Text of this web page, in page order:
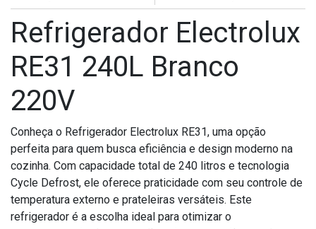
Refrigerador Electrolux
RE31 240L Branco
220V
Conheça o Refrigerador Electrolux RE31, uma opção
perfeita para quem busca eficiência e design moderno na
cozinha. Com capacidade total de 240 litros e tecnologia
Cycle Defrost, ele oferece praticidade com seu controle de
temperatura externo e prateleiras versáteis. Este
refrigerador é a escolha ideal para otimizar o